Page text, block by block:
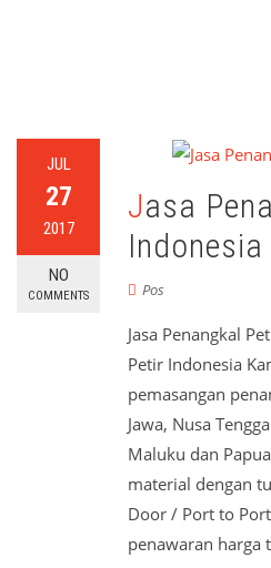
JUL
27
2017
NO
COMMENTS
Jasa Penangkal Petir
Indonesia
Pos
Jasa Penangkal
Petir Indonesia
pemasangan
Jawa, Nusa
Maluku dan
material dengan
Door / Port to
penawaran harga